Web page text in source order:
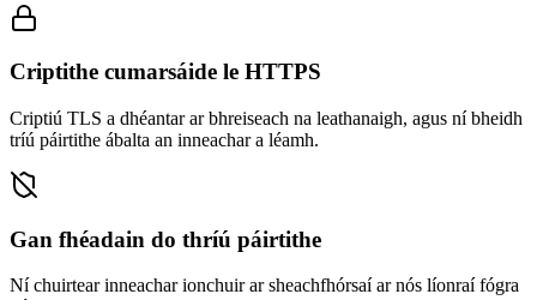
Criptithe cumarsáide le HTTPS
Criptiú TLS a dhéantar ar bhreiseach na leathanaigh, agus ní bheidh
tríú páirtithe ábalta an inneachar a léamh.
Gan fhéadain do thríú páirtithe
Ní chuirtear inneachar ionchuir ar sheachfhórsaí ar nós líonraí fógra